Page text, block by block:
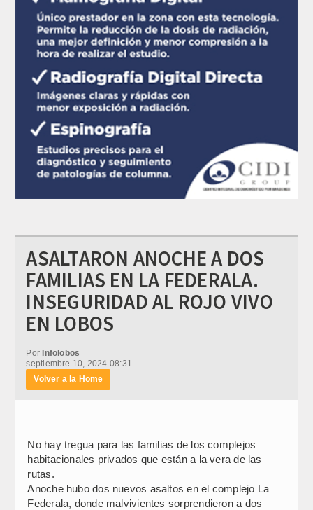
ASALTARON ANOCHE A DOS
FAMILIAS EN LA FEDERALA.
INSEGURIDAD AL ROJO VIVO
EN LOBOS
Por Infolobos
septiembre 10, 2024 08:31
Volver a la Home
No hay tregua para las familias de los complejos
habitacionales privados que están a la vera de las
rutas.
Anoche hubo dos nuevos asaltos en el complejo La
Federala, donde malvivientes sorprendieron a dos